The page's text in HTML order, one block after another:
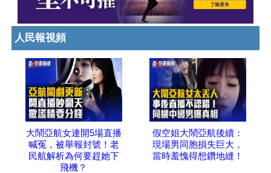
人民報視頻
大鬧亞航女連開5場直播
喊冤，被舉報封號！老
民航解析為何要趕她下
飛機？
假空姐大鬧亞航後續：
現場男同胞損失巨大，
當時羞愧得想鑽地縫！